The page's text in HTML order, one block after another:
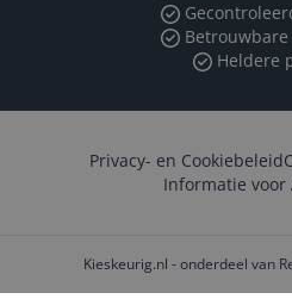
Betrouwbare
Heldere
Privacy- en Cookiebeleid
Informatie voor
Kieskeurig.nl - onderdeel van